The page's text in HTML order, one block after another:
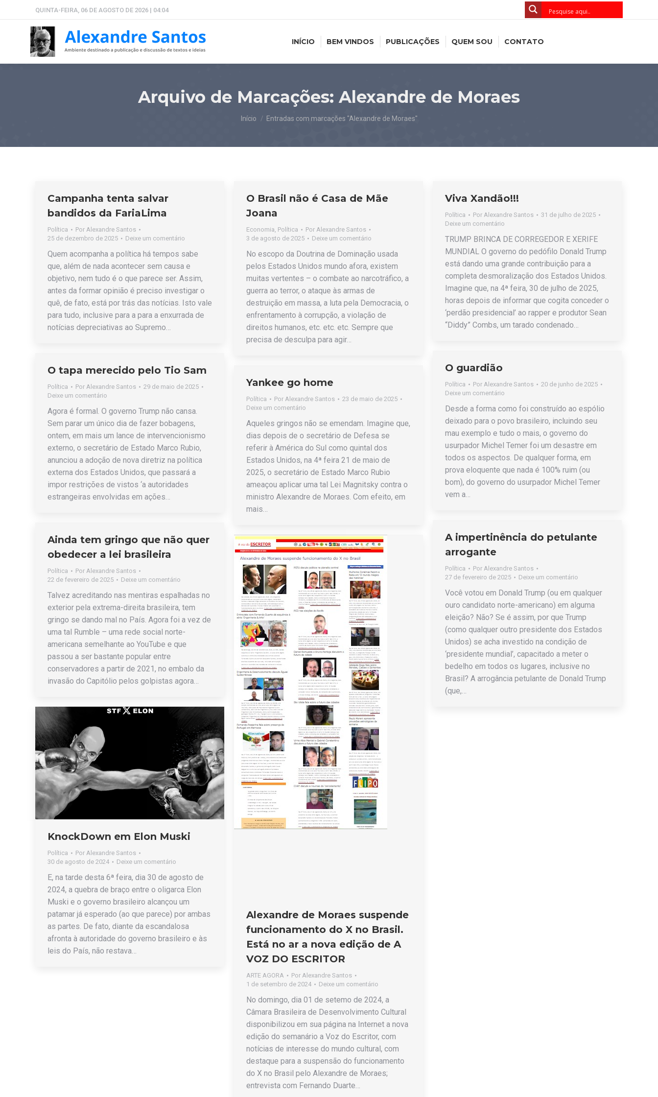
QUINTA-FEIRA, 06 DE AGOSTO DE 2026 | 04:04
INÍCIO BEM VINDOS PUBLICAÇÕES QUEM SOU CONTATO
Arquivo de Marcações: Alexandre de Moraes
Você está aqui:
Início Entradas com marcações "Alexandre de Moraes"
Campanha tenta salvar
bandidos da FariaLima
Política Por Alexandre Santos
25 de dezembro de 2025
Deixe um comentário
Quem acompanha a política há tempos sabe
que, além de nada acontecer sem causa e
objetivo, nem tudo é o que parece ser. Assim,
antes da formar opinião é preciso investigar o
quê, de fato, está por trás das notícias. Isto vale
para tudo, inclusive para a para a enxurrada de
notícias depreciativas ao Supremo…
O Brasil não é Casa de Mãe
Joana
Economia, Política Por Alexandre Santos
3 de agosto de 2025
Deixe um comentário
No escopo da Doutrina de Dominação usada
pelos Estados Unidos mundo afora, existem
muitas vertentes – o combate ao narcotráfico, a
guerra ao terror, o ataque às armas de
destruição em massa, a luta pela Democracia, o
enfrentamento à corrupção, a violação de
direitos humanos, etc. etc. etc. Sempre que
precisa de desculpa para agir…
Viva Xandão!!!
Política Por Alexandre Santos
31 de julho de 2025
Deixe um comentário
TRUMP BRINCA DE CORREGEDOR E XERIFE
MUNDIAL O governo do pedófilo Donald Trump
está dando uma grande contribuição para a
completa desmoralização dos Estados Unidos.
Imagine que, na 4ª feira, 30 de julho de 2025,
horas depois de informar que cogita conceder o
‘perdão presidencial’ ao rapper e produtor Sean
“Diddy” Combs, um tarado condenado…
O guardião
Política Por Alexandre Santos
20 de junho de 2025
Deixe um comentário
Desde a forma como foi construído ao espólio
deixado para o povo brasileiro, incluindo seu
mau exemplo e tudo o mais, o governo do
usurpador Michel Temer foi um desastre em
todos os aspectos. De qualquer forma, em
prova eloquente que nada é 100% ruim (ou
bom), do governo do usurpador Michel Temer
vem a…
O tapa merecido pelo Tio Sam
Política Por Alexandre Santos
29 de maio de 2025
Deixe um comentário
Agora é formal. O governo Trump não cansa.
Sem parar um único dia de fazer bobagens,
ontem, em mais um lance de intervencionismo
externo, o secretário de Estado Marco Rubio,
anunciou a adoção de nova diretriz na política
externa dos Estados Unidos, que passará a
impor restrições de vistos ‘a autoridades
estrangeiras envolvidas em ações…
Yankee go home
Política Por Alexandre Santos
23 de maio de 2025
Deixe um comentário
Aqueles gringos não se emendam. Imagine que,
dias depois de o secretário de Defesa se
referir à América do Sul como quintal dos
Estados Unidos, na 4ª feira 21 de maio de
2025, o secretário de Estado Marco Rubio
ameaçou aplicar uma tal Lei Magnitsky contra o
ministro Alexandre de Moraes. Com efeito, em
mais…
A impertinência do petulante
arrogante
Política Por Alexandre Santos
27 de fevereiro de 2025
Deixe um comentário
Você votou em Donald Trump (ou em qualquer
ouro candidato norte-americano) em alguma
eleição? Não? Se é assim, por que Trump
(como qualquer outro presidente dos Estados
Unidos) se acha investido na condição de
‘presidente mundial’, capacitado a meter o
bedelho em todos os lugares, inclusive no
Brasil? A arrogância petulante de Donald Trump
(que,…
Ainda tem gringo que não quer
obedecer a lei brasileira
Política Por Alexandre Santos
22 de fevereiro de 2025
Deixe um comentário
Talvez acreditando nas mentiras espalhadas no
exterior pela extrema-direita brasileira, tem
gringo se dando mal no País. Agora foi a vez de
uma tal Rumble – uma rede social norte-
americana semelhante ao YouTube e que
passou a ser bastante popular entre
conservadores a partir de 2021, no embalo da
invasão do Capitólio pelos golpistas agora…
Alexandre de Moraes suspende
funcionamento do X no Brasil.
Está no ar a nova edição de A
VOZ DO ESCRITOR
ARTE AGORA Por Alexandre Santos
1 de setembro de 2024
Deixe um comentário
No domingo, dia 01 de setemo de 2024, a
Câmara Brasileira de Desenvolvimento Cultural
disponibilizou em sua página na Internet a nova
edição do semanário a Voz do Escritor, com
notícias de interesse do mundo cultural, com
destaque para a suspensão do funcionamento
do X no Brasil pelo Alexandre de Moraes;
entrevista com Fernando Duarte…
KnockDown em Elon Muski
Política Por Alexandre Santos
30 de agosto de 2024
Deixe um comentário
E, na tarde desta 6ª feira, dia 30 de agosto de
2024, a quebra de braço entre o oligarca Elon
Muski e o governo brasileiro alcançou um
patamar já esperado (ao que parece) por ambas
as partes. De fato, diante da escandalosa
afronta à autoridade do governo brasileiro e às
leis do País, não restava…